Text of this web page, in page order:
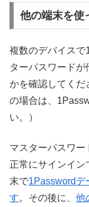
他の端末を使
複数のデバイスで
ターパスワードが
かを確認してくだ
の場合は、
い。）
マスターパスワー
正常にサインイ
末で1Passwordデ
す。その後に、 他